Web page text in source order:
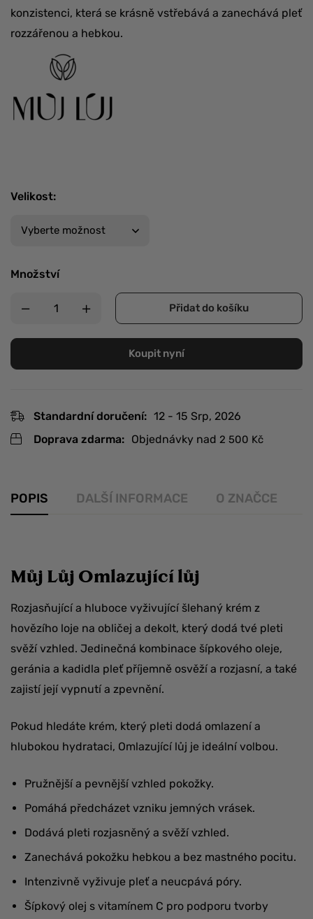
konzistenci, která se krásně vstřebává a zanechává pleť
rozzářenou a hebkou.
Velikost:
Množství
Přidat do košíku
Koupit nyní
Standardní doručení: 12 - 15 Srp, 2026
Doprava zdarma: Objednávky nad 2 500 Kč
POPIS DALŠÍ INFORMACE O ZNAČCE
Můj Lůj Omlazující lůj
Rozjasňující a hluboce vyživující šlehaný krém z
hovězího loje na obličej a dekolt, který dodá tvé pleti
svěží vzhled. Jedinečná kombinace šípkového oleje,
geránia a kadidla pleť příjemně osvěží a rozjasní, a také
zajistí její vypnutí a zpevnění.
Pokud hledáte krém, který pleti dodá omlazení a
hlubokou hydrataci, Omlazující lůj je ideální volbou.
Pružnější a pevnější vzhled pokožky.
Pomáhá předcházet vzniku jemných vrásek.
Dodává pleti rozjasněný a svěží vzhled.
Zanechává pokožku hebkou a bez mastného pocitu.
Intenzivně vyživuje pleť a neucpává póry.
Šípkový olej s vitamínem C pro podporu tvorby